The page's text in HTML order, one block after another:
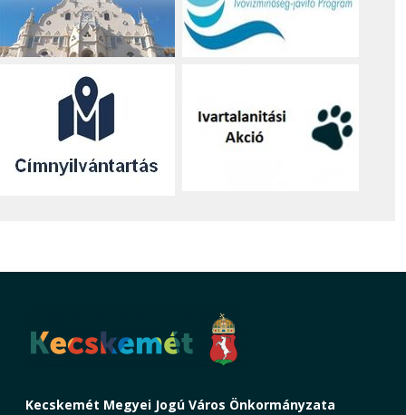
Kecskemét Megyei Jogú Város Önkormányzata